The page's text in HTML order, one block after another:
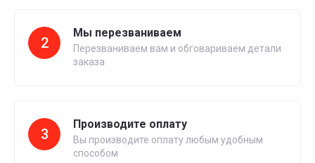
2
Мы перезваниваем
Перезваниваем вам и обговариваем детали
заказа
3
Производите оплату
Вы производите оплату любым удобным
способом